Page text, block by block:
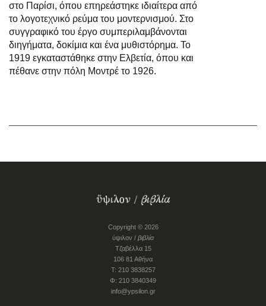
στο Παρίσι, όπου επηρεάστηκε ιδιαίτερα από
το λογοτεχνικό ρεύμα του μοντερνισμού. Στο
συγγραφικό του έργο συμπεριλαμβάνονται
διηγήματα, δοκίμια και ένα μυθιστόρημα. Το
1919 εγκαταστάθηκε στην Ελβετία, όπου και
πέθανε στην πόλη Μοντρέ το 1926.
Copyright © 2026
ύψιλον / βιβλία
Τζαβέλλα 15
106 81 Αθήνα
Τ: 210 3838257
Φ: 210 3840349
info@ypsilon.gr